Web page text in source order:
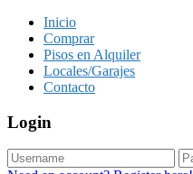
Inicio
Comprar
Pisos en Alquiler
Locales/Garajes
Contacto
Login